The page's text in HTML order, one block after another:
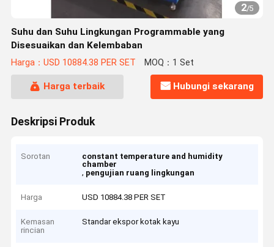
2/5
Suhu dan Suhu Lingkungan Programmable yang
Disesuaikan dan Kelembaban
Harga：USD 10884.38 PER SET MOQ：1 Set
Harga terbaik Hubungi sekarang
Deskripsi Produk
Sorotan
constant temperature and humidity
chamber
, pengujian ruang lingkungan
Harga USD 10884.38 PER SET
Kemasan
rincian
Standar ekspor kotak kayu